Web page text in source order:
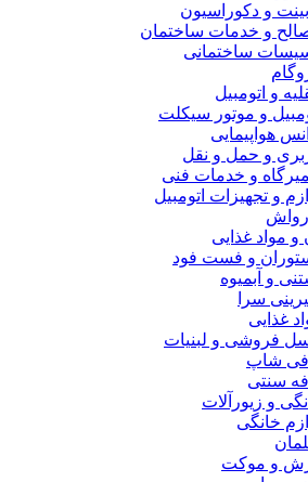
و دکوراسیون
و خدمات ساختمان
ساختمانی
و اتومبیل
و موتور سیکلت
هواپیمایی
و حمل و نقل
و خدمات فنی
و تجهیزات اتومبیل
و مواد غذایی
و فست فود
و آبمیوه
سرا
غذایی
فروشی و لبنیات
شاپ
سنتی
و زیورآلات
خانگی
و موکت